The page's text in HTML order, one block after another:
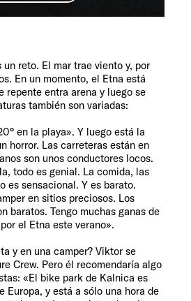
reto. El mar trae viento y, por
En un momento, el Etna está
repente entra arena y luego se
también son variadas:
en la playa». Y luego está la
horror. Las carreteras están en
son unos conductores locos.
todo es genial. La comida, las
es sensacional. Y es barato.
en sitios preciosos. Los
baratos. Tengo muchas ganas de
el Etna este verano».
y en una camper? Viktor se
Crew. Pero él recomendaría algo
«El bike park de Kalnica es
Europa, y está a sólo una hora de